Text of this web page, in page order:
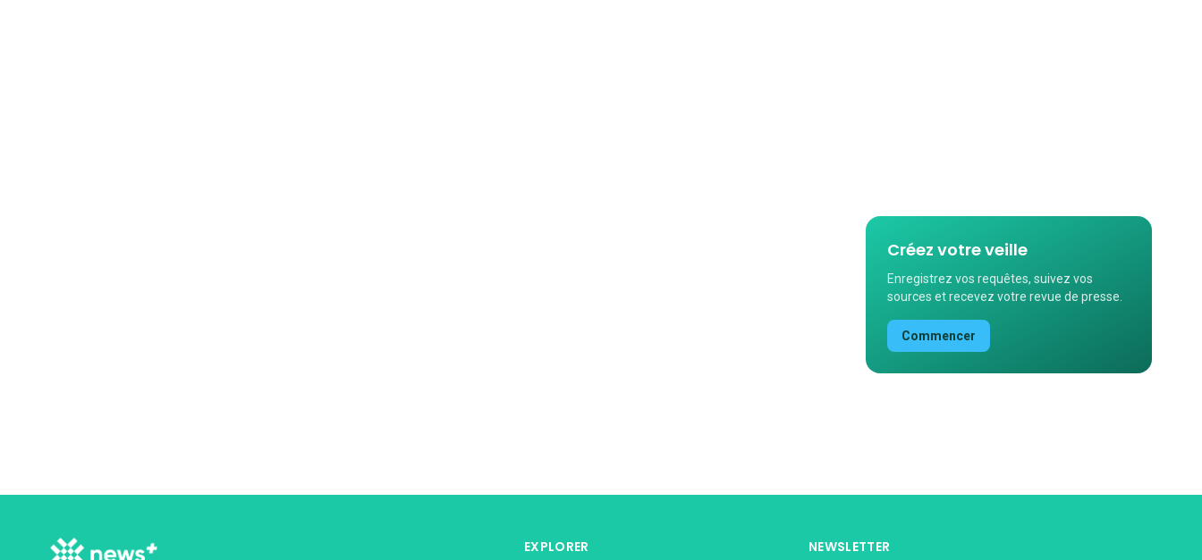
Créez votre veille
Enregistrez vos requêtes, suivez vos
sources et recevez votre revue de presse.
Commencer
EXPLORER NEWSLETTER